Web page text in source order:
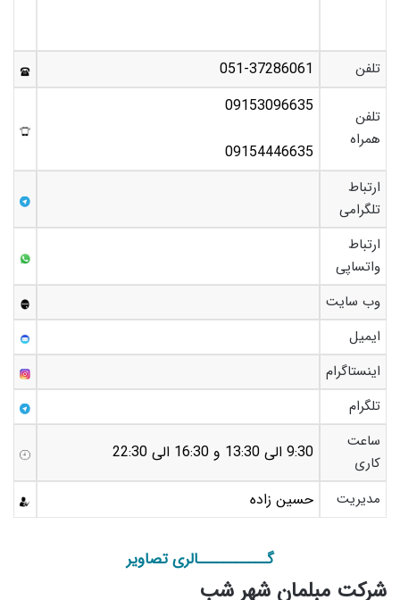
تلفن 051-37286061
تلفن
همراه
09153096635
09154446635
ارتباط
تلگرامی
ارتباط
واتساپی
وب سایت
ایمیل
اینستاگرام
تلگرام
ساعت
کاری
9:30 الی 13:30 و 16:30 الی 22:30
مدیریت حسین زاده
گـــــــــــالری تصاویر
شرکت مبلمان شهر شب